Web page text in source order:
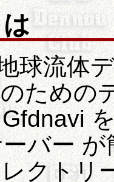
球流体
ための
バー
クトリ